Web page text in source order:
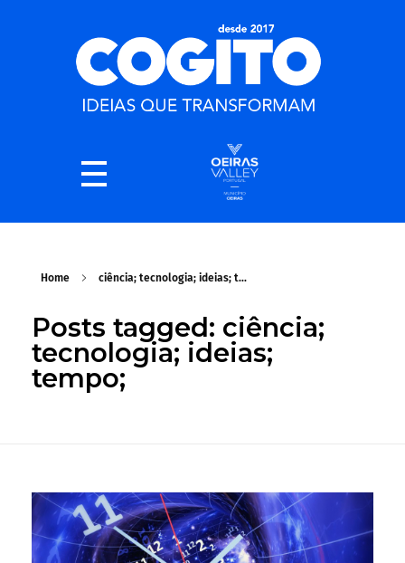
Home ciência; tecnologia; ideias; t...
Posts tagged: ciência;
tecnologia; ideias;
tempo;